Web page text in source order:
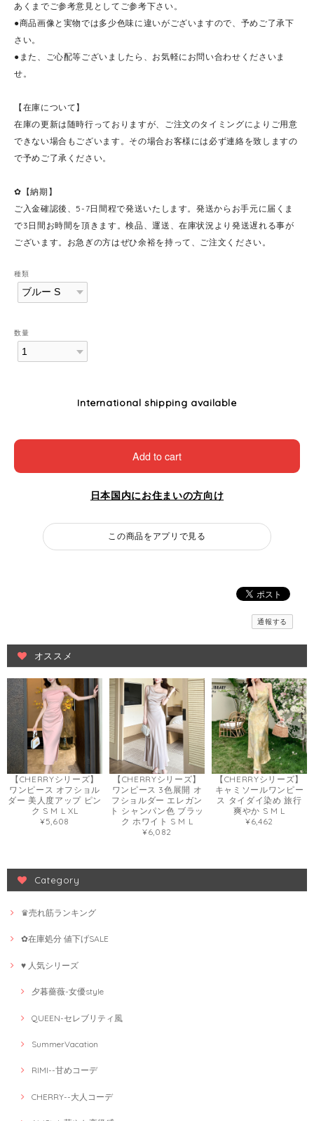
あくまでご参考意見としてご参考下さい。
●商品画像と実物では多少色味に違いがございますので、予めご了承下
さい。
●また、ご心配等ございましたら、お気軽にお問い合わせくださいま
せ。
【在庫について】
在庫の更新は随時行っておりますが、ご注文のタイミングによりご用意
できない場合もございます。その場合お客様には必ず連絡を致しますの
で予めご了承ください。
✿【納期】
ご入金確認後、5-7日間程で発送いたします。発送からお手元に届くま
で3日間お時間を頂きます。検品、運送、在庫状況より発送遅れる事が
ございます。お急ぎの方はぜひ余裕を持って、ご注文ください。
種類
数量
International shipping available
Add to cart
日本国内にお住まいの方向け
この商品をアプリで見る
通報する
オススメ
【CHERRYシリーズ】
ワンピース オフショル
ダー 美人度アップ ピン
ク S M L XL
¥5,608
【CHERRYシリーズ】
ワンピース 3色展開 オ
フショルダー エレガン
ト シャンパン色 ブラッ
ク ホワイト S M L
¥6,082
【CHERRYシリーズ】
キャミソールワンピー
ス タイダイ染め 旅行
爽やか S M L
¥6,462
Category
♛売れ筋ランキング
✿在庫処分 値下げSALE
♥ 人気シリーズ
夕暮薔薇-女優style
QUEEN-セレブリティ風
SummerVacation
RIMI--甘めコーデ
CHERRY--大人コーデ